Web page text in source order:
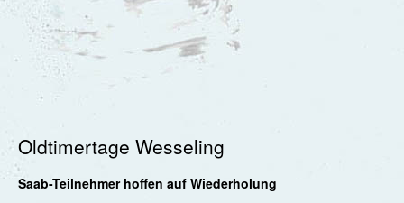
Oldtimertage Wesseling
Saab-Teilnehmer hoffen auf Wiederholung